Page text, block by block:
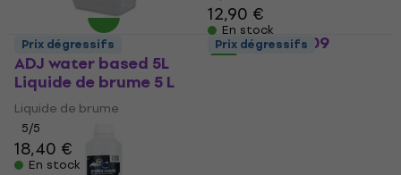
12,90 €
En stock
ADJ water based 5L
Liquide de brume 5 L
Liquide de brume
5/5
18,40 €
En stock
ADJ 1211200009
Essence aromatique
Prix dégressifs Prix dégressifs